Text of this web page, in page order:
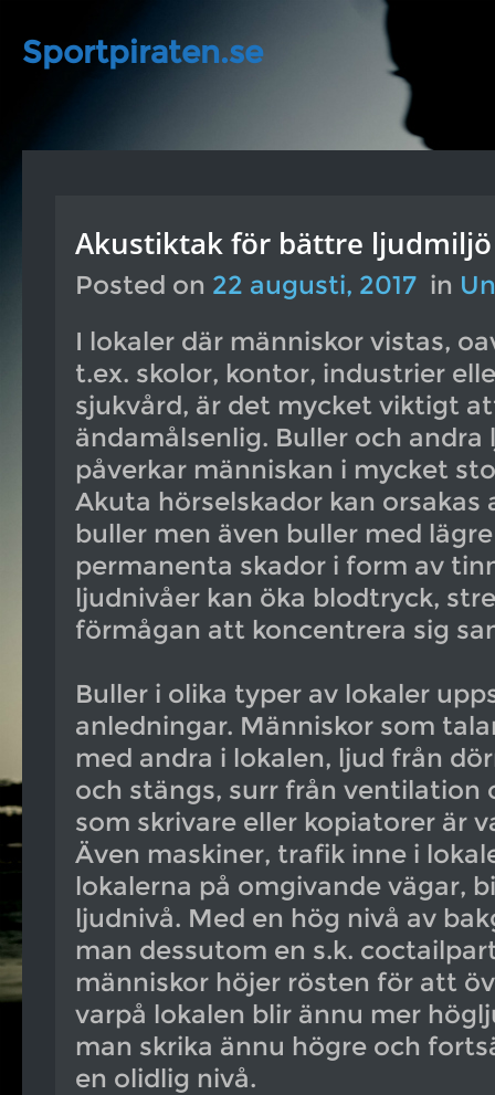
Sportpiraten.se
Akustiktak för bättre ljudmiljö
Posted on 22 augusti, 2017 in
I lokaler där människor vistas,
t.ex. skolor, kontor, industrier
sjukvård, är det mycket viktigt
ändamålsenlig. Buller och
påverkar människan i mycket
Akuta hörselskador kan orsakas
buller men även buller med
permanenta skador i form av
ljudnivåer kan öka blodtryck,
förmågan att koncentrera sig
Buller i olika typer av lokaler
anledningar. Människor som
med andra i lokalen, ljud från
och stängs, surr från ventilation
som skrivare eller kopiatorer är
Även maskiner, trafik inne i
lokalerna på omgivande vägar,
ljudnivå. Med en hög nivå av
man dessutom en s.k.
människor höjer rösten för att
varpå lokalen blir ännu mer
man skrika ännu högre och
en olidlig nivå.